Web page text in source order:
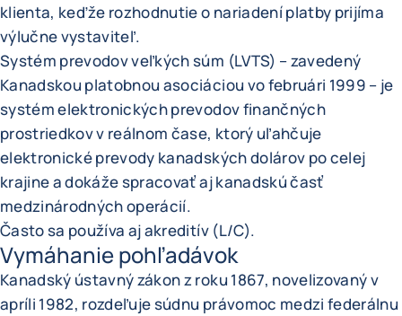
klienta, keďže rozhodnutie o nariadení platby prijíma
výlučne vystaviteľ.
Systém prevodov veľkých súm (LVTS) – zavedený
Kanadskou platobnou asociáciou vo februári 1999 – je
systém elektronických prevodov finančných
prostriedkov v reálnom čase, ktorý uľahčuje
elektronické prevody kanadských dolárov po celej
krajine a dokáže spracovať aj kanadskú časť
medzinárodných operácií.
Často sa používa aj akreditív (L/C).
Vymáhanie pohľadávok
Kanadský ústavný zákon z roku 1867, novelizovaný v
apríli 1982, rozdeľuje súdnu právomoc medzi federálnu